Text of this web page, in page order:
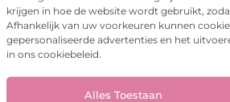
krijgen in hoe de website wordt gebruikt,
Afhankelijk van uw voorkeuren kunnen
gepersonaliseerde advertenties en het
in ons cookiebeleid.
Alles Toestaan
fillers,fillers kosten